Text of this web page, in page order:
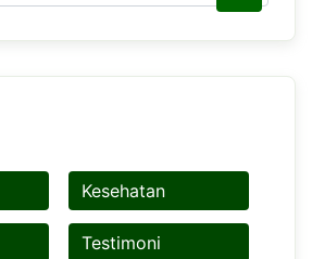
Kesehatan
Testimoni